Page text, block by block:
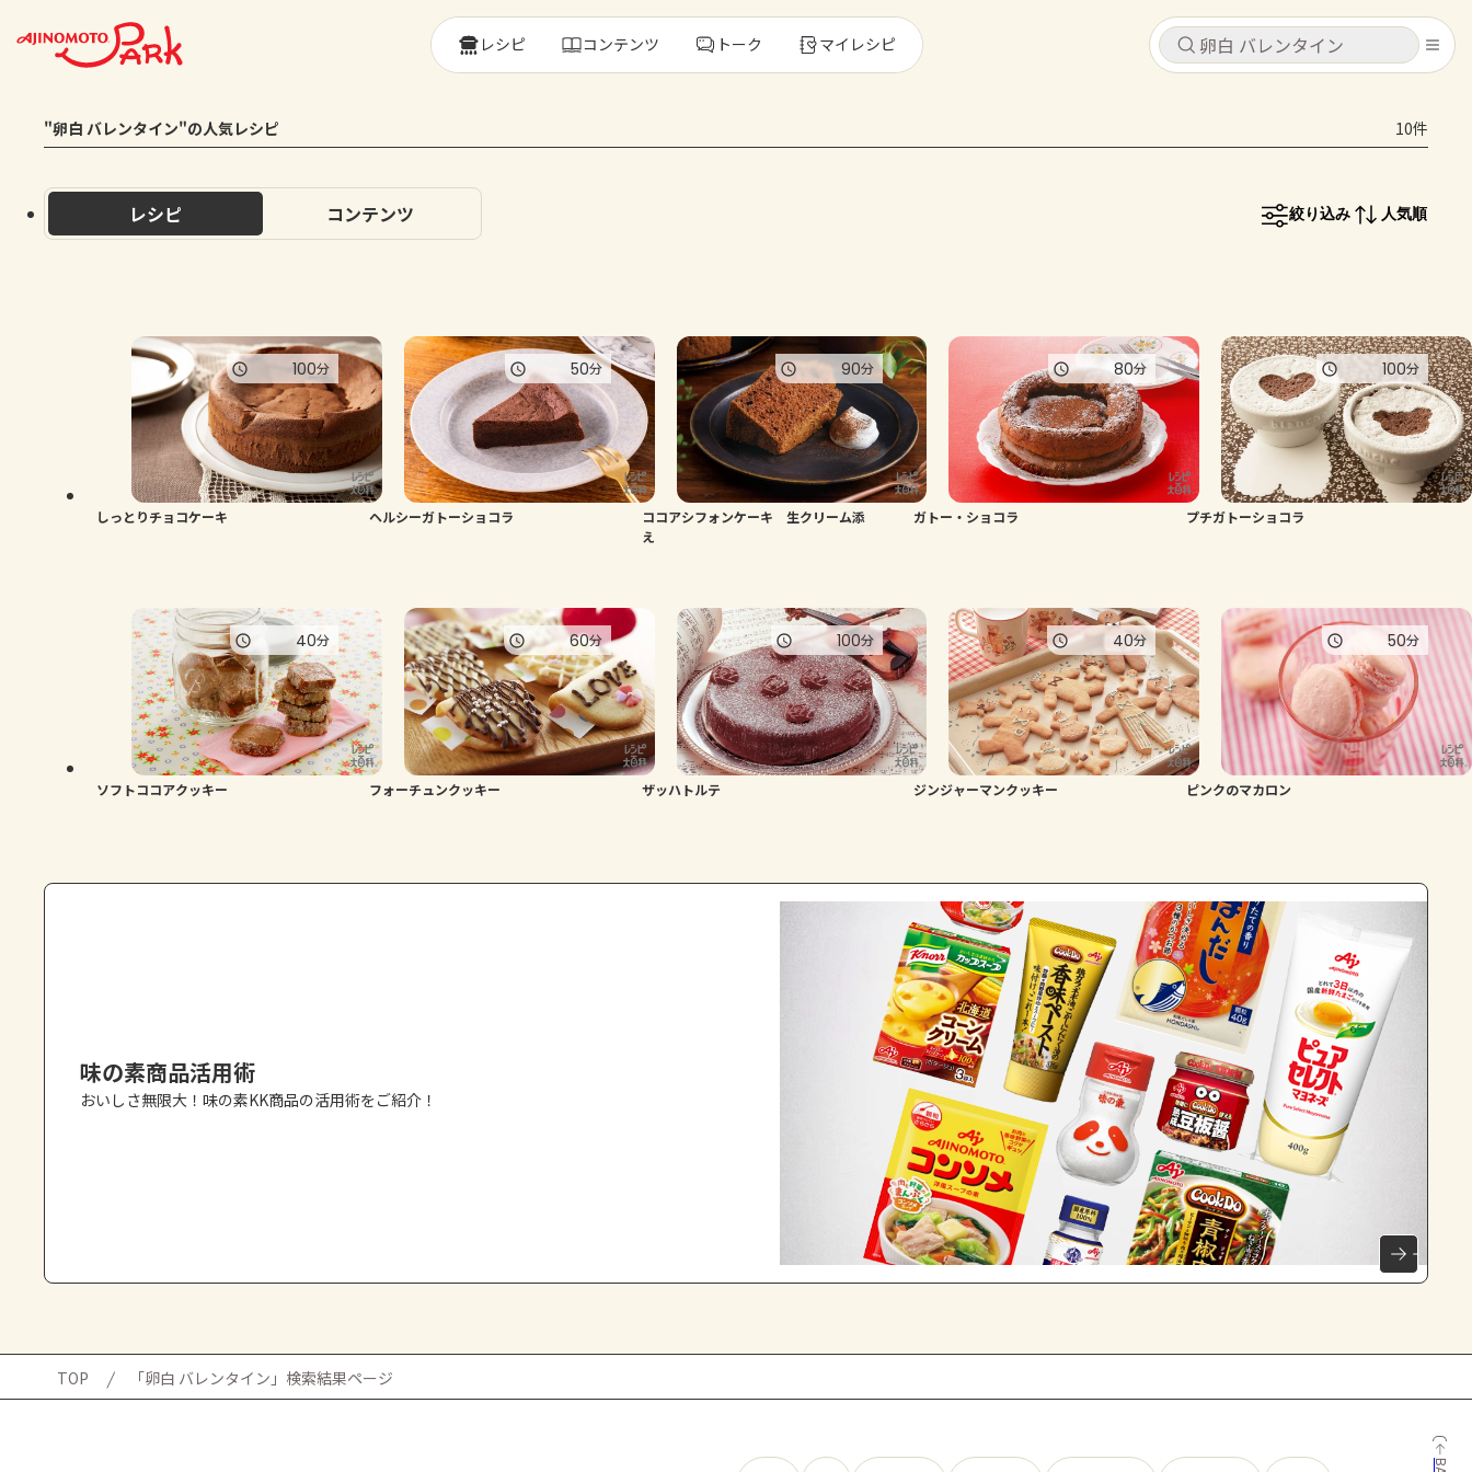
キャンセル
ログインするとレシピを保存できます
コンテンツ
レシピ
トーク
よくあるお問い合わせ
AJINOMOTO PARK とは
キャンセル
レシピ コンテンツ
レシピ コンテンツ トーク マイレシピ
"卵白 バレンタイン"の人気レシピ 10件
レシピ コンテンツ 絞り込み 人気順
しっとりチョコケーキ
100分
ヘルシーガトーショコラ
50分
ココアシフォンケーキ 生クリーム添
え
90分
ガトー・ショコラ
80分
プチガトーショコラ
100分
ソフトココアクッキー
40分
フォーチュンクッキー
60分
ザッハトルテ
100分
ジンジャーマンクッキー
40分
ピンクのマカロン
50分
味の素商品活用術
おいしさ無限大！味の素KK商品の活用術をご紹介！
TOP 「卵白 バレンタイン」検索結果ページ